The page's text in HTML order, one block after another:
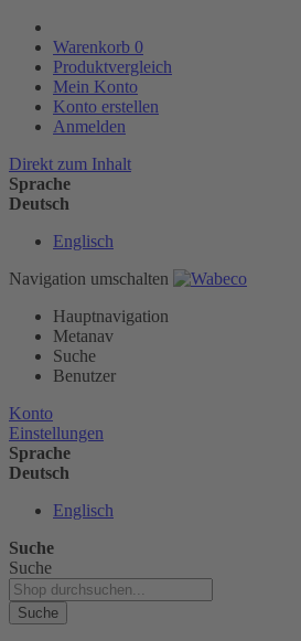
Warenkorb 0
Produktvergleich
Mein Konto
Konto erstellen
Anmelden
Direkt zum Inhalt
Sprache
Deutsch
Englisch
Navigation umschalten
Hauptnavigation
Metanav
Suche
Benutzer
Konto
Einstellungen
Sprache
Deutsch
Englisch
Suche
Suche
Suche